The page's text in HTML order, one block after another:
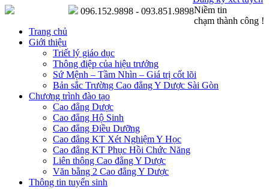
Niềm tin
chạm thành công !
096.152.9898 - 093.851.9898
Trang chủ
Giới thiệu
Triết lý giáo dục
Thông điệp của hiệu trưởng
Sứ Mệnh – Tầm Nhìn – Giá trị cốt lõi
Bản sắc Trường Cao đẳng Y Dược Sài Gòn
Chương trình đào tạo
Cao đẳng Dược
Cao đẳng Hộ Sinh
Cao đẳng Điều Dưỡng
Cao đẳng KT Xét Nghiệm Y Học
Cao đẳng KT Phục Hồi Chức Năng
Liên thông Cao đẳng Y Dược
Văn bằng 2 Cao đẳng Y Dược
Thông tin tuyển sinh